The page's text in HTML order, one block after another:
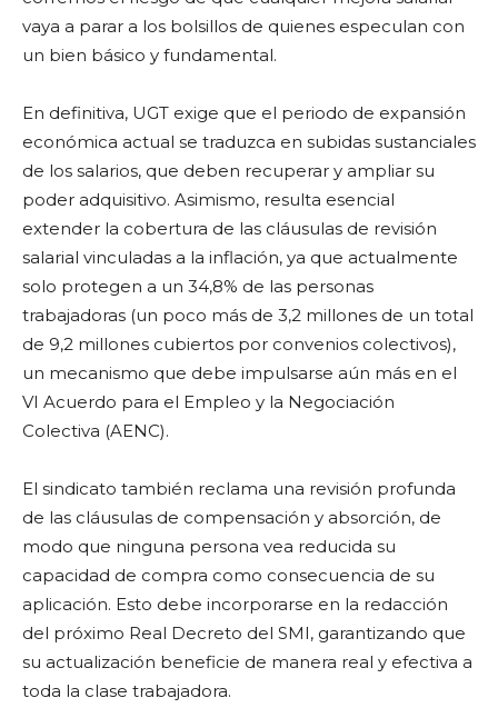
vaya a parar a los bolsillos de quienes especulan con
un bien básico y fundamental.
En definitiva, UGT exige que el periodo de expansión
económica actual se traduzca en subidas sustanciales
de los salarios, que deben recuperar y ampliar su
poder adquisitivo. Asimismo, resulta esencial
extender la cobertura de las cláusulas de revisión
salarial vinculadas a la inflación, ya que actualmente
solo protegen a un 34,8% de las personas
trabajadoras (un poco más de 3,2 millones de un total
de 9,2 millones cubiertos por convenios colectivos),
un mecanismo que debe impulsarse aún más en el
VI Acuerdo para el Empleo y la Negociación
Colectiva (AENC).
El sindicato también reclama una revisión profunda
de las cláusulas de compensación y absorción, de
modo que ninguna persona vea reducida su
capacidad de compra como consecuencia de su
aplicación. Esto debe incorporarse en la redacción
del próximo Real Decreto del SMI, garantizando que
su actualización beneficie de manera real y efectiva a
toda la clase trabajadora.